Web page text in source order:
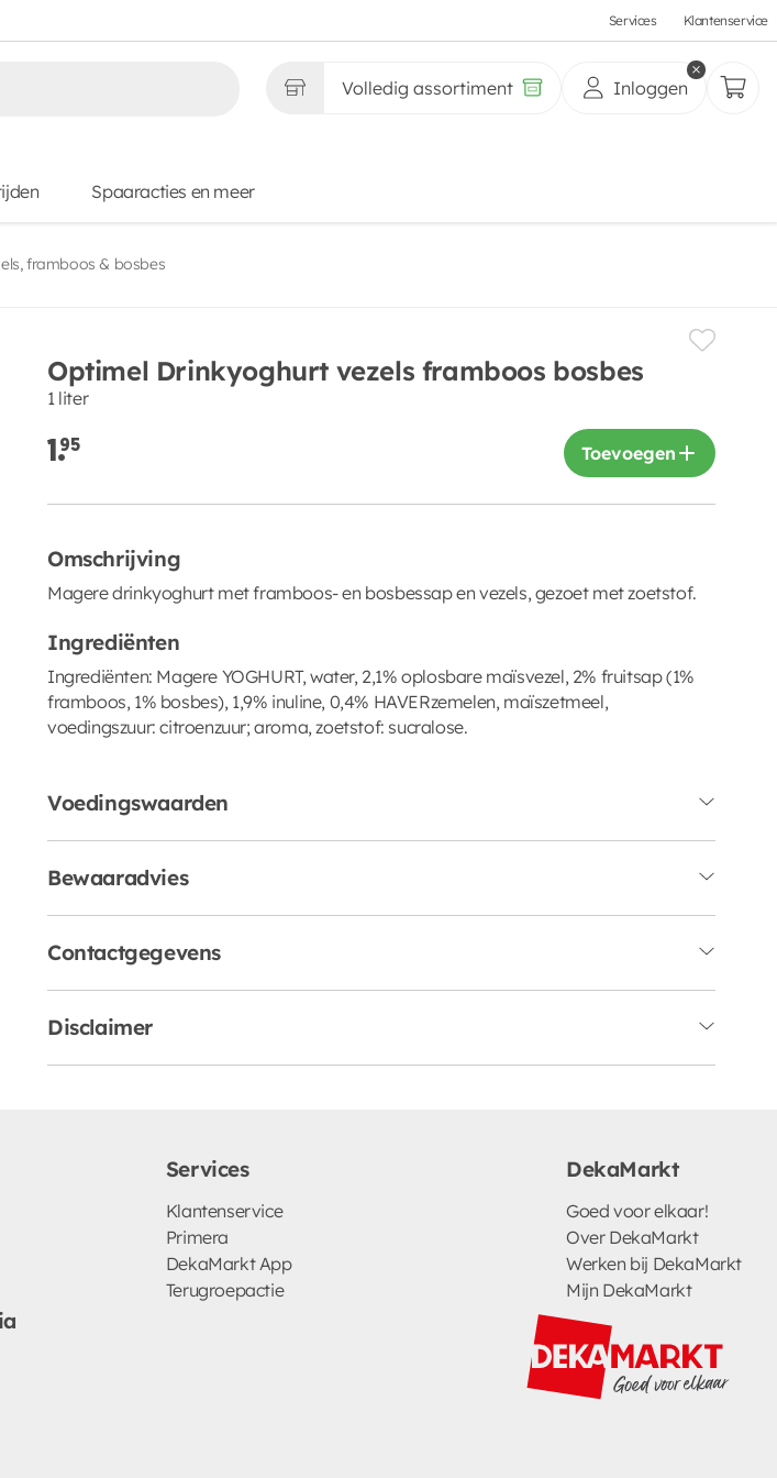
Services Klantenservice
Volledig assortiment Inloggen
Spaaracties en meer
framboos & bosbes
Optimel Drinkyoghurt vezels framboos bosbes
1 liter
1.95 Toevoegen
Omschrijving
Magere drinkyoghurt met framboos- en bosbessap en vezels, gezoet met zoetstof.
Ingrediënten
Ingrediënten: Magere YOGHURT, water, 2,1% oplosbare maïsvezel, 2% fruitsap (1%
framboos, 1% bosbes), 1,9% inuline, 0,4% HAVERzemelen, maïszetmeel,
voedingszuur: citroenzuur; aroma, zoetstof: sucralose.
Voedingswaarden
Bewaaradvies
Contactgegevens
Disclaimer
Services
Klantenservice
Primera
DekaMarkt App
Terugroepactie
DekaMarkt
Goed voor elkaar!
Over DekaMarkt
Werken bij DekaMarkt
Mijn DekaMarkt